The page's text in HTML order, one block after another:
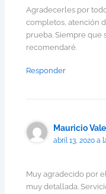
Agradecerles por
completos, atención
prueba. Siempre que
recomendaré.
Responder
Mauricio
abril 13, 2020 a
Muy agradecido por
muy detallada.